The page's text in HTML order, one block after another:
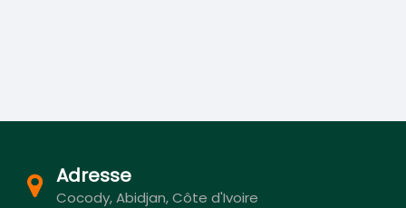
Adresse
Cocody, Abidjan, Côte d'Ivoire